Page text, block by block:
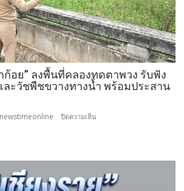
ก้อย” ลงพื้นที่คลองทดตาพวง รับฟัง
ะวัชพืชขวางทางน้ำ พร้อมประสาน
ปิดความเห็น
คลอง